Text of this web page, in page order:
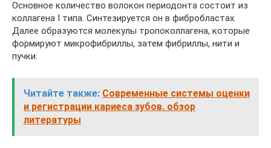
Основное количество волокон периодонта состоит из
коллагена I типа. Синтезируется он в фибробластах.
Далее образуются молекулы тропоколлагена, которые
формируют микрофибриллы, затем фибриллы, нити и
пучки:
Читайте также: Современные системы оценки
и регистрации кариеса зубов. обзор
литературы